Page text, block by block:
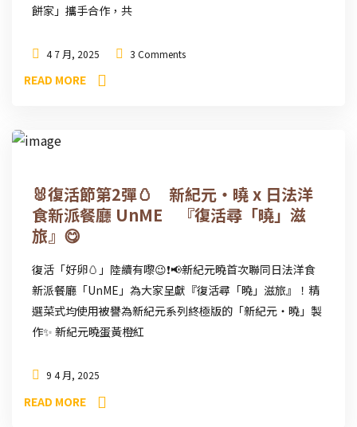
餅家」攜手合作，共
4 7 月, 2025 3 Comments
READ MORE
🐰復活節第2彈🥚 新紀元・曉 x 日法洋
食新派餐廳 UnME 『復活尋「曉」滋
旅』😋
復活「好卵🥚」陸續有嚟😉❗📢新紀元曉首次聯同日法洋食
新派餐廳「UnME」為大家呈獻『復活尋「曉」滋旅』！精
選菜式均使用被譽為新紀元系列終極版的「新紀元・曉」製
作✨ 新紀元曉蛋黃橙紅
9 4 月, 2025
READ MORE